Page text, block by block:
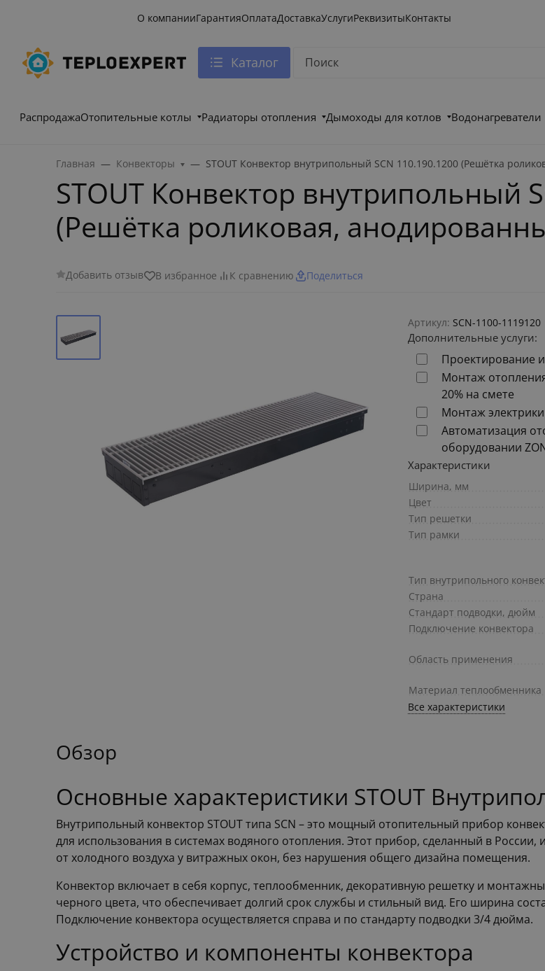
О компанииГарантияОплатаДоставкаУслугиРеквизитыКонтакты
Каталог
РаспродажаОтопительные котлы Радиаторы отопления Дымоходы для котлов Водонагреватели
Главная Конвекторы STOUT Конвектор внутрипольный SCN 110.190.1200 (Решётка
STOUT Конвектор внутрипольный
(Решётка роликовая,
Добавить отзыв В избранное К сравнению Поделиться
Артикул: SCN-1100-1119120
Дополнительные услуги:
Проектирование
Монтаж
20% на смете
Монтаж
Автоматизация
оборудовании
Характеристики
Ширина, мм
Цвет
Тип решетки
Тип рамки
Тип внутрипольного
Страна
Стандарт подводки, дюйм
Подключение конвектора
Область применения
Материал теплообменника
Все характеристики
Обзор
Основные характеристики STOUT
Внутрипольный конвектор STOUT типа SCN – это мощный отопительный прибор
для использования в системах водяного отопления. Этот прибор, сделанный в
от холодного воздуха у витражных окон, без нарушения общего дизайна помещения.
Конвектор включает в себя корпус, теплообменник, декоративную решетку и
черного цвета, что обеспечивает долгий срок службы и стильный вид. Его ширина
Подключение конвектора осуществляется справа и по стандарту подводки 3/4 дюйма.
Устройство и компоненты конвектора